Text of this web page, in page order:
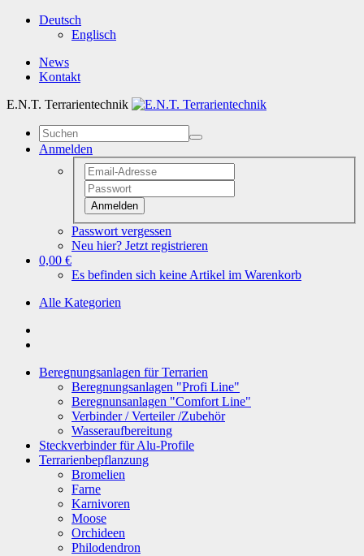
Deutsch
Englisch
News
Kontakt
E.N.T. Terrarientechnik
Anmelden
Anmelden
Passwort vergessen
Neu hier? Jetzt registrieren
0,00 €
Es befinden sich keine Artikel im Warenkorb
Alle Kategorien
Beregnungsanlagen für Terrarien
Beregnungsanlagen "Profi Line"
Beregnunsanlagen "Comfort Line"
Verbinder / Verteiler /Zubehör
Wasseraufbereitung
Steckverbinder für Alu-Profile
Terrarienbepflanzung
Bromelien
Farne
Karnivoren
Moose
Orchideen
Philodendron